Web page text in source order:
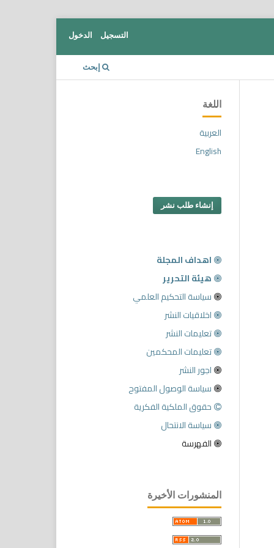
إبحث
التسجيل الدخول
اللغة
العربية
English
إنشاء طلب نشر
اهداف المجلة
هيئة التحرير
سياسة التحكيم العلمي
اخلاقيات النشر
تعليمات النشر
تعليمات المحكمين
اجور النشر
سياسة الوصول المفتوح
حقوق الملكية الفكرية
سياسة الانتحال
الفهرسة
المنشورات الأخيرة